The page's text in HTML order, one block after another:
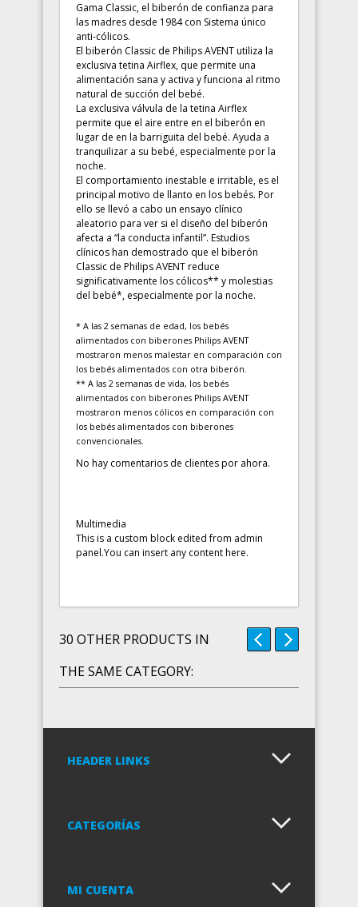
Gama Classic, el biberón de confianza para
las madres desde 1984 con Sistema único
anti-cólicos.
El biberón Classic de Philips AVENT utiliza la
exclusiva tetina Airflex, que permite una
alimentación sana y activa y funciona al ritmo
natural de succión del bebé.
La exclusiva válvula de la tetina Airflex
permite que el aire entre en el biberón en
lugar de en la barriguita del bebé. Ayuda a
tranquilizar a su bebé, especialmente por la
noche.
El comportamiento inestable e irritable, es el
principal motivo de llanto en los bebés. Por
ello se llevó a cabo un ensayo clínico
aleatorio para ver si el diseño del biberón
afecta a “la conducta infantil”. Estudios
clínicos han demostrado que el biberón
Classic de Philips AVENT reduce
significativamente los cólicos** y molestias
del bebé*, especialmente por la noche.
* A las 2 semanas de edad, los bebés
alimentados con biberones Philips AVENT
mostraron menos malestar en comparación con
los bebés alimentados con otra biberón.
** A las 2 semanas de vida, los bebés
alimentados con biberones Philips AVENT
mostraron menos cólicos en comparación con
los bebés alimentados con biberones
convencionales.
No hay comentarios de clientes por ahora.
Multimedia
This is a custom block edited from admin
panel.You can insert any content here.
30 OTHER PRODUCTS IN
THE SAME CATEGORY:
HEADER LINKS
CATEGORÍAS
MI CUENTA